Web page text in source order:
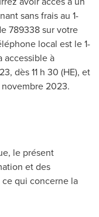
sans frais au 1-
789338 sur votre
local est le 1-
accessible à
dès 11 h 30 (HE), et
novembre 2023.
le présent
et des
qui concerne la